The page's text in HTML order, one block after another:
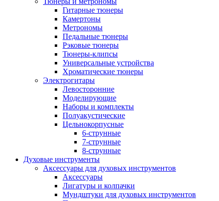
Гитарные тюнеры
Камертоны
Метрономы
Педальные тюнеры
Рэковые тюнеры
Тюнеры-клипсы
Универсальные устройства
Хроматические тюнеры
Электрогитары
Левосторонние
Моделирующие
Наборы и комплекты
Полуакустические
Цельнокорпусные
6-струнные
7-струнные
8-струнные
Духовые инструменты
Аксессуары для духовых инструментов
Аксессуары
Лигатуры и колпачки
Мундштуки для духовых инструментов